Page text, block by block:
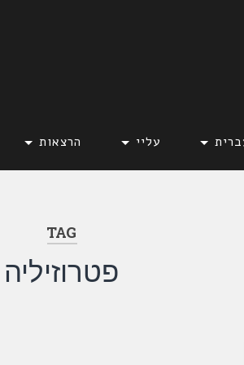
עליי הרצאות
TAG
פטרוזיליה